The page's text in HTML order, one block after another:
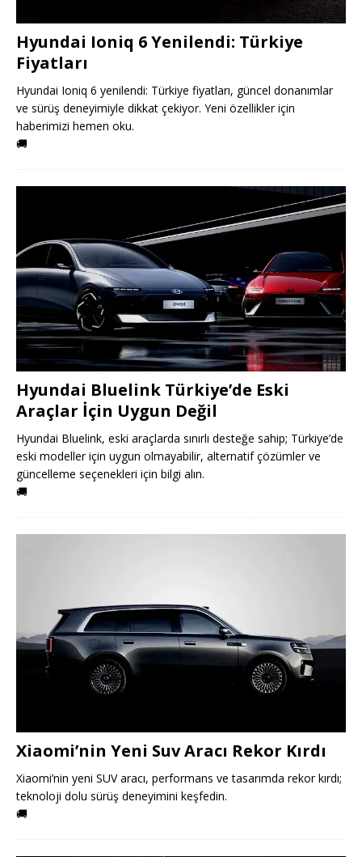
Hyundai Ioniq 6 Yenilendi: Türkiye
Fiyatları
Hyundai Ioniq 6 yenilendi: Türkiye fiyatları, güncel donanımlar
ve sürüş deneyimiyle dikkat çekiyor. Yeni özellikler için
haberimizi hemen oku.
🚚
Hyundai Bluelink Türkiye’de Eski
Araçlar İçin Uygun Değil
Hyundai Bluelink, eski araçlarda sınırlı desteğe sahip; Türkiye’de
eski modeller için uygun olmayabilir, alternatif çözümler ve
güncelleme seçenekleri için bilgi alın.
🚚
Xiaomi’nin Yeni Suv Aracı Rekor Kırdı
Xiaomi’nin yeni SUV aracı, performans ve tasarımda rekor kırdı;
teknoloji dolu sürüş deneyimini keşfedin.
🚚